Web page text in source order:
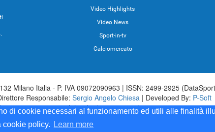
di cookie necessari al funzionamento ed utili alle finalità
cookie policy.
Learn more
Video Highlights
Video News
Sport-in-tv
Calciomercato
Milano Italia - P. IVA 09072090963 | ISSN: 2499-2925
Responsabile: Sergio Angelo Chiesa | Developed By: P-Soft
iscrizione n.173 del 30/03/1985 - www.datasport.it iscrizione